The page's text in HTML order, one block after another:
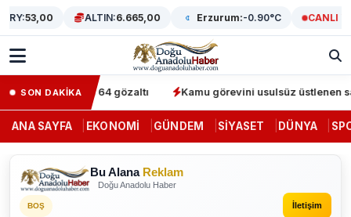
53,00 ALTIN:6.665,00 Erzurum:-0.90°C CANLI
SON DAKİKA64 gözaltı Kamu görevini usulsüz üstlenen sahte
ANA SAYFA EKONOMI GÜNDEM SIYASET DÜNYA
Bu Alana Reklam
Doğu Anadolu Haber
BOŞ İletişim